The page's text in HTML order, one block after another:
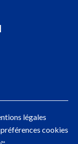
légales
cookies